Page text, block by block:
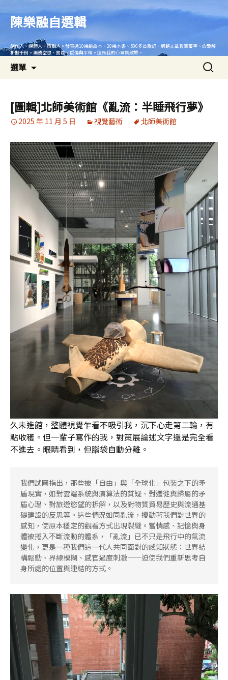
內
陳樂融自選輯
創作人、媒體人、策劃人。發表過10幾齣劇本、20幾本書、500多首歌詞、網路文章數百萬字、命盤解
析數千例。繼續空想、實踐、感傷與平復。這是我的心靈集散地。
選單
搜
尋
鍵
字:
[圖輯]北師美術館《亂流：半睡飛行夢》
2025 年 11 月 5 日 視覺藝術 北師美術館
久未進館，整體視覺乍看不吸引我，沉下心走第二輪，有
點收穫。但一輩子寫作的我，對策展論述文字還是完全看
不進去。眼睛看到，但腦袋自動分離。
我們試圖指出，那些被「自由」與「全球化」包裝之下的矛
盾現實，如對雲端系統與演算法的質疑、對遷徙與歸屬的矛
盾心理、對旅遊慾望的拆解，以及對物質貿易歷史與流通基
礎建設的反思等。這些情況如同亂流，擾動著我們對世界的
感知，使原本穩定的觀看方式出現裂縫。當情感、記憶與身
體被捲入不斷流動的體系，「亂流」已不只是飛行中的氣流
變化，更是一種我們這一代人共同面對的感知狀態：世界結
構鬆動、界線模糊、感官過度刺激——迫使我們重新思考自
身所處的位置與連結的方式。